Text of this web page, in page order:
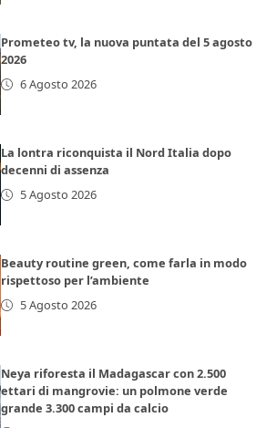
Prometeo tv, la nuova puntata del 5 agosto
2026
6 Agosto 2026
La lontra riconquista il Nord Italia dopo
decenni di assenza
5 Agosto 2026
Beauty routine green, come farla in modo
rispettoso per l’ambiente
5 Agosto 2026
Neya riforesta il Madagascar con 2.500
ettari di mangrovie: un polmone verde
grande 3.300 campi da calcio